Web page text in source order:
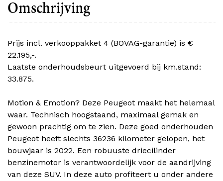
Omschrijving
Prijs incl. verkooppakket 4 (BOVAG-garantie) is €
22.195,-.
Laatste onderhoudsbeurt uitgevoerd bij km.stand:
33.875.
Motion & Emotion? Deze Peugeot maakt het helemaal
waar. Technisch hoogstaand, maximaal gemak en
gewoon prachtig om te zien. Deze goed onderhouden
Peugeot heeft slechts 36236 kilometer gelopen, het
bouwjaar is 2022. Een robuuste driecilinder
benzinemotor is verantwoordelijk voor de aandrijving
van deze SUV. In deze auto profiteert u onder andere